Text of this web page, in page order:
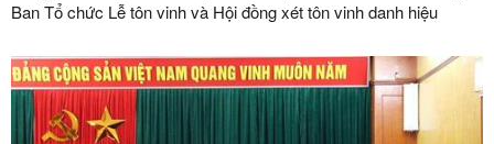
Ban Tổ chức Lễ tôn vinh và Hội đồng xét tôn vinh danh hiệu
năm 2026